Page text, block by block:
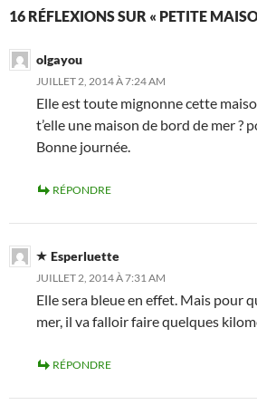
16 RÉFLEXIONS SUR « PETITE
olgayou
JUILLET 2, 2014 À 7:24 AM
Elle est toute mignonne cette
t’elle une maison de bord de mer ?
Bonne journée.
RÉPONDRE
Esperluette
JUILLET 2, 2014 À 7:31 AM
Elle sera bleue en effet. Mais pour
mer, il va falloir faire quelques
RÉPONDRE